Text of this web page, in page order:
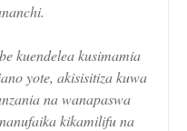
kuendelea kusimamia
yote, akisisitiza kuwa
na wanapaswa
kikamilifu na